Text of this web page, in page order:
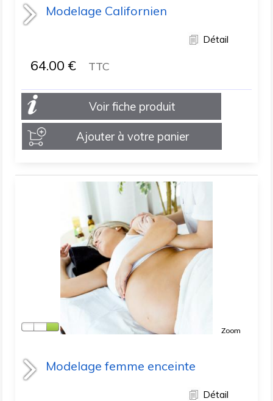
Modelage Californien
Détail
64.00 € TTC
Voir fiche produit
Ajouter à votre panier
Zoom
Modelage femme enceinte
Détail